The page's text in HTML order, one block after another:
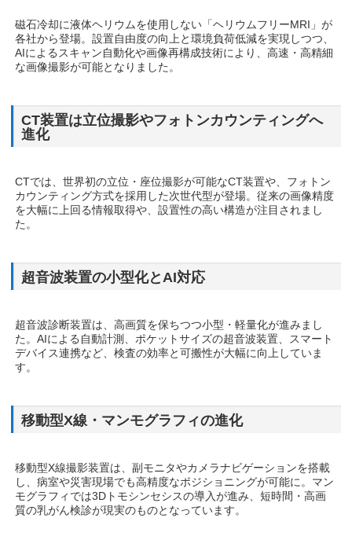
磁石冷却に液体ヘリウムを使用しない「ヘリウムフリーMRI」が
各社から登場。設置自由度の向上と環境負荷低減を実現しつつ、
AIによるスキャン自動化や画像再構成技術により、高速・高精細
な画像撮影が可能となりました。
CT装置は立位撮影やフォトンカウンティングへ
進化
CTでは、世界初の立位・座位撮影が可能なCT装置や、フォトン
カウンティング方式を採用した次世代型が登場。従来の画像精度
を大幅に上回る情報取得や、設置性の高い構造が注目されまし
た。
超音波装置の小型化とAI対応
超音波診断装置は、高画質を保ちつつ小型・軽量化が進みまし
た。AIによる自動計測、ポケットサイズの超音波装置、スマート
デバイス連携など、検査の効率と可搬性が大幅に向上していま
す。
移動型X線・マンモグラフィの進化
移動型X線撮影装置は、副モニタやカメラナビゲーションを搭載
し、病室や災害現場でも高精度なポジショニングが可能に。マン
モグラフィでは3Dトモシンセシスの導入が進み、短時間・高画
質の乳がん検診が現実のものとなっています。